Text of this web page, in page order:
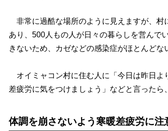
非常に過酷な場所のように見えますが、村
あり、500人もの人が日々の暮らしを営んで
きないため、カゼなどの感染症がほとんどな
オイミャコン村に住む人に「今日は昨日よ
差疲労に気をつけましょう」などと言った
体調を崩さないよう寒暖差疲労に注